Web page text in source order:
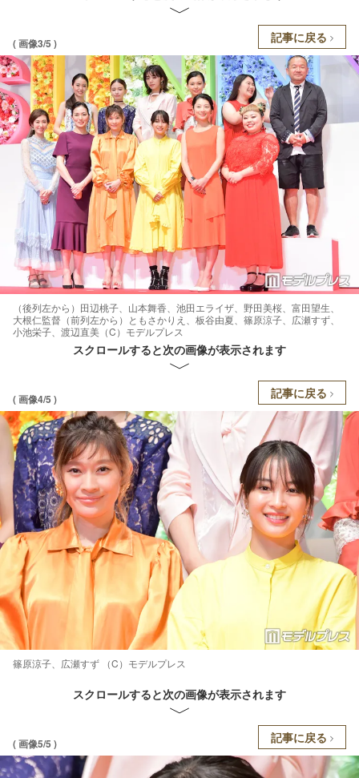
( 画像3/5 ) 記事に戻る
（後列左から）田辺桃子、山本舞香、池田エライザ、野田美桜、富田望生、
大根仁監督（前列左から）ともさかりえ、板谷由夏、篠原涼子、広瀬すず、
小池栄子、渡辺直美（C）モデルプレス
スクロールすると次の画像が表示されます
( 画像4/5 ) 記事に戻る
篠原涼子、広瀬すず （C）モデルプレス
スクロールすると次の画像が表示されます
( 画像5/5 ) 記事に戻る